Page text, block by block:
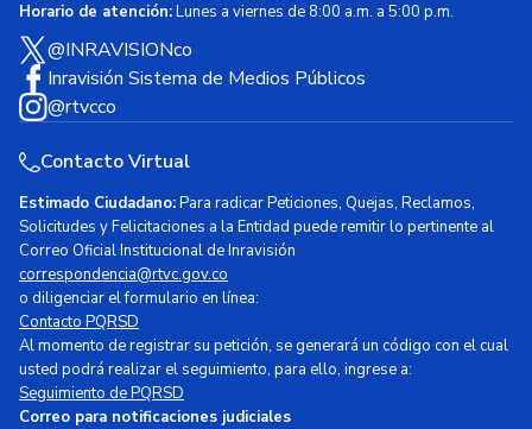
Horario de atención:Lunes a viernes de 8:00 a.m. a 5:00 p.m.
@INRAVISIONco
Inravisión Sistema de Medios Públicos
@rtvcco
Contacto Virtual
Estimado Ciudadano:Para radicar Peticiones, Quejas, Reclamos,
Solicitudes y Felicitaciones a la Entidad puede remitir lo pertinente al
Correo Oficial Institucional de Inravisión
correspondencia@rtvc.gov.co
o diligenciar el formulario en línea:
Contacto PQRSD
Al momento de registrar su petición, se generará un código con el cual
usted podrá realizar el seguimiento, para ello, ingrese a:
Seguimiento de PQRSD
Correo para notificaciones judiciales